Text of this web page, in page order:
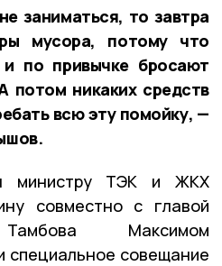
заниматься, то завтра
мусора, потому что
по привычке бросают
потом никаких средств
всю эту помойку, —
министру ТЭК и ЖКХ
совместно с главой
Максимом
специальное совещание